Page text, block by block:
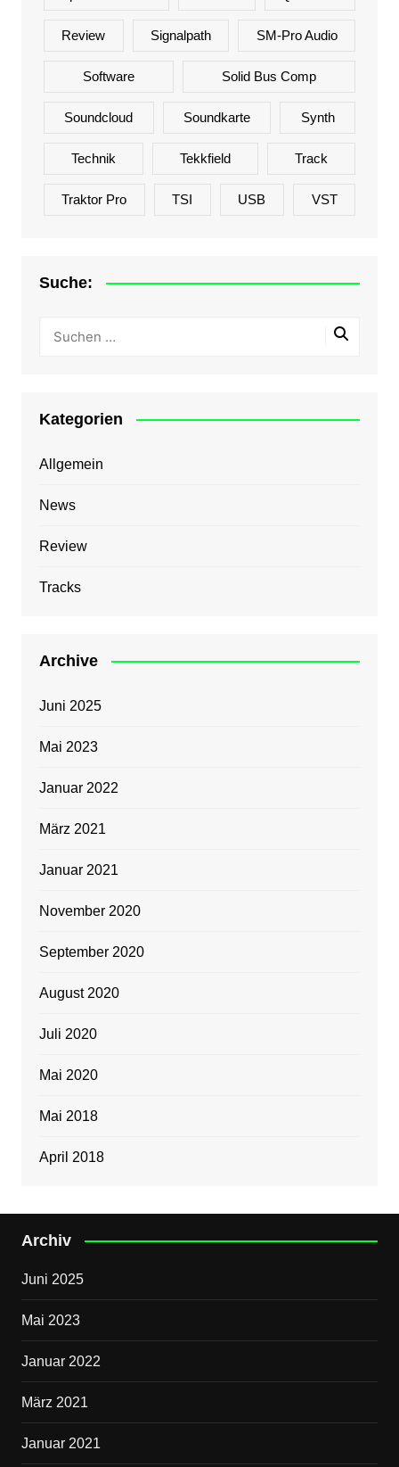
Review Signalpath SM-Pro Audio
Software Solid Bus Comp
Soundcloud Soundkarte Synth
Technik Tekkfield Track
Traktor Pro TSI USB VST
Suche:
Kategorien
Allgemein
News
Review
Tracks
Archive
Juni 2025
Mai 2023
Januar 2022
März 2021
Januar 2021
November 2020
September 2020
August 2020
Juli 2020
Mai 2020
Mai 2018
April 2018
Archiv
Juni 2025
Mai 2023
Januar 2022
März 2021
Januar 2021